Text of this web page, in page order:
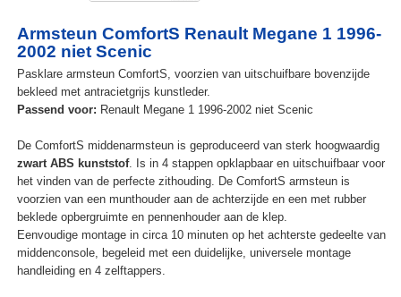
Armsteun ComfortS Renault Megane 1 1996-
2002 niet Scenic
Pasklare armsteun ComfortS, voorzien van uitschuifbare bovenzijde
bekleed met antracietgrijs kunstleder.
Passend voor: Renault Megane 1 1996-2002 niet Scenic
De ComfortS middenarmsteun is geproduceerd van sterk hoogwaardig
zwart ABS kunststof. Is in 4 stappen opklapbaar en uitschuifbaar voor
het vinden van de perfecte zithouding. De ComfortS armsteun is
voorzien van een munthouder aan de achterzijde en een met rubber
beklede opbergruimte en pennenhouder aan de klep.
Eenvoudige montage in circa 10 minuten op het achterste gedeelte van
middenconsole, begeleid met een duidelijke, universele montage
handleiding en 4 zelftappers.